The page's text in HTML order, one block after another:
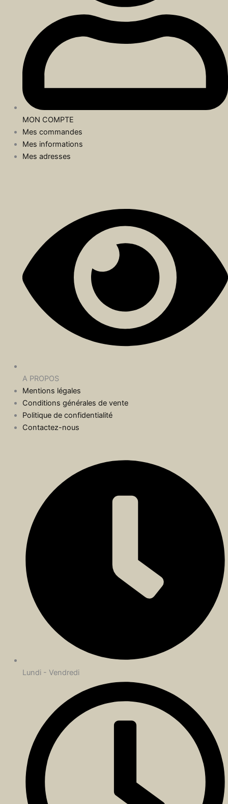
MON COMPTE
Mes commandes
Mes informations
Mes adresses
A PROPOS
Mentions légales
Conditions générales de vente
Politique de confidentialité
Contactez-nous
Lundi - Vendredi